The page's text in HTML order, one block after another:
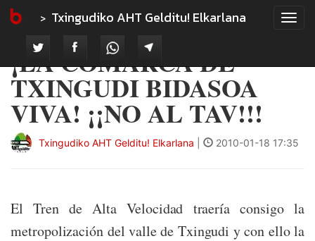
Txingudiko AHT Gelditu! Elkarlana
¡LA COMARCA DE
TXINGUDI BIDASOA
VIVA! ¡¡NO AL TAV!!!
Txingudiko AHT Gelditu! Elkarlana 2010-01-18 17:35
El Tren de Alta Velocidad traería consigo la
metropolización del valle de Txingudi y con ello la